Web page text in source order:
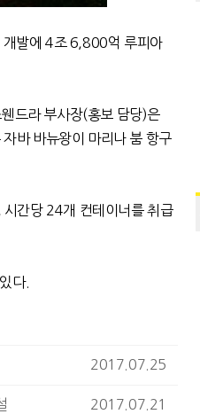
개발에 4조 6,800억 루피아
드라 부사장(홍보 담당)은
바 바뉴왕이 마리나 붐 항구
간당 24개 컨테이너를 취급
다.
2017.07.25
2017.07.21